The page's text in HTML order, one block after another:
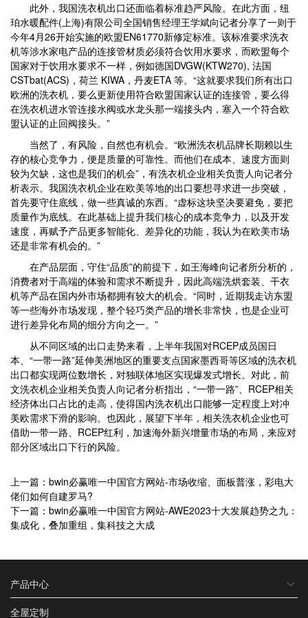
此外，我国洗衣机出口还面临着标准趋严风险。在此方面，纽
珀水暖配件(上海)有限公司全国销售经理王学斌向记者分享了一则于
今年4月26开始实施的欧盟EN61770新修定标准。该标准要求洗衣
机等涉水家电产品的连接管材质必须符合饮用水要求，而欧盟每个
国家对于饮用水要求不一样，例如德国DVGW(KTW270), 法国
CSTbat(ACS)，荷兰 KIWA，丹麦ETA 等。“这就要求我们所有出口
欧洲的洗衣机，要么更新使用符合欧盟国家认证的连接管，要么得
在洗衣机进水管连接水阀或水龙头那一端接头内，塞入一个符合欧
盟认证的止回阀接头。”
当然了，有风险，自然也有机会。“欧洲洗衣机品牌长期赖以生
存的核心竞争力，便是质量的可靠性。而他们在成本、速度方面则
较为欠缺，这也是我们的机会”，有洗衣机企业相关负责人向记者分
析表示。我国洗衣机企业在欧美等地的出口要想寻求进一步突破，
首先要守住底线，做一些真诚的东西。“虚标这块坚决要避免，要把
质量作为底线。在此基础上提升我们核心的成本竞争力，以及开发
速度，再赋予产品更多智能化、差异化的功能，我认为在欧美市场
还是非常有机会的。”
在产品层面，守住“品质”的前提下，如王海峰向记者所分析的，
消费者对于高端的体验和需求不断提升，因此高端洗烘套装、干衣
机等产品在国内外市场都拥有较大的机会。“同时，近期我走访东盟
等一些海外市场发现，整个轻巧类产品的增长非常快，也是企业可
进行差异化布局的细分方向之一。”
从不同区域的出口走势来看，上半年我国对RCEP成员国日
本、“一带一路”延伸美洲地区的重要支点国家墨西哥等区域的洗衣机
出口都实现两位数增长，对独联体地区实现爆发式增长。对此，前
文洗衣机企业相关负责人向记者分析指出，“一带一路”、RCEP相关
经济体出口占比的走高，使得国内洗衣机出口能够一定程度上对冲
美欧需求下滑的影响。也因此，展望下半年，相关洗衣机企业也可
借助一带一路、RCEP红利，加速海外新兴增量市场的布局，来应对
部分区域出口下行的风险。
上一篇：bwin必赢唯一中国官方网站-市场收缩、面板普涨，彩电大
佬们如何自建罗马?
下一篇：bwin必赢唯一中国官方网站-AWE2023十大发展趋势之九：
集成化，叠加重组，集科技之大成
产品中心
全屋定制